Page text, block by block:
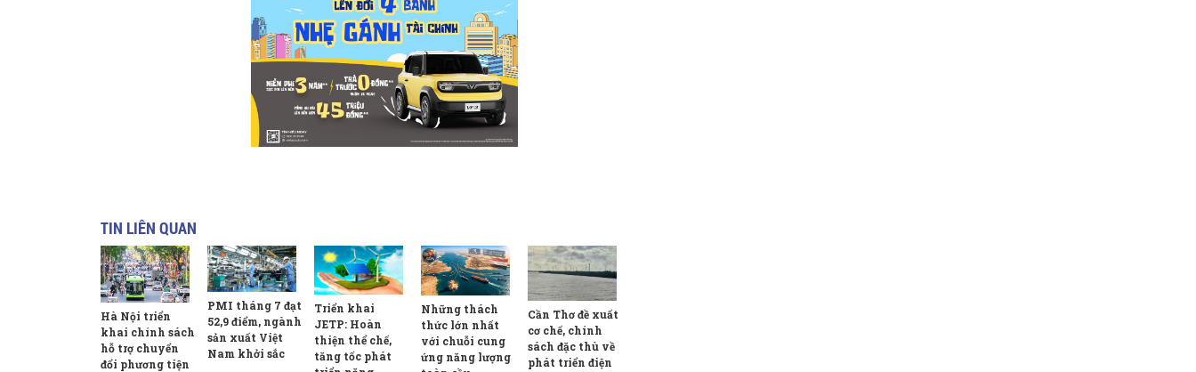
TIN LIÊN QUAN
Hà Nội triển
khai chính sách
hỗ trợ chuyển
đổi phương tiện
PMI tháng 7 đạt
52,9 điểm, ngành
sản xuất Việt
Nam khởi sắc
Triển khai
JETP: Hoàn
thiện thể chế,
tăng tốc phát
Những thách
thức lớn nhất
với chuỗi cung
ứng năng lượng
Cần Thơ đề xuất
cơ chế, chính
sách đặc thù về
phát triển điện